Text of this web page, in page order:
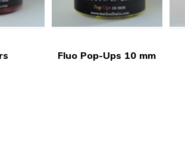
Fluo Pop-Ups 10 mm